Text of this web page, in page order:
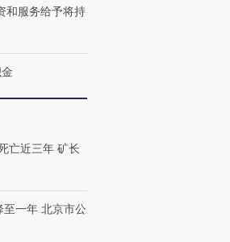
和服务给予将持
亡近三年 矿长
至一年 北京市公